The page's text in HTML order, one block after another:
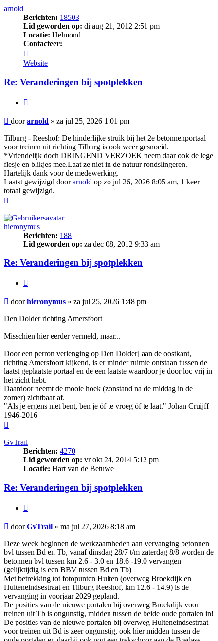
arnold
Berichten: 18503
Lid geworden op: di aug 21, 2012 2:51 pm
Locatie: Helmond
Contacteer:
arnold
Website
Re: Veranderingen bij spotplekken
Bericht
doorarnold » za jul 25, 2026 1:01 pm
Tilburg - Reeshof: De hinderlijke struik bij het 2e betonnenportaal
voor treinen uit richting Tilburg is ook weer gesnoeid.
*Vriendelijk doch DRINGEND VERZOEK neem daar ook de lege
flesje en blikjes mee.Laat ze niet in de natuur rondslingeren.
Hartelijk dank voor de medewerking.
Laatst gewijzigd doorarnold op zo jul 26, 2026 8:05 am, 1 keer
totaal gewijzigd.
hieronymus
Berichten: 188
Lid geworden op: za dec 08, 2012 9:33 am
Re: Veranderingen bij spotplekken
Bericht
doorhieronymus » za jul 25, 2026 1:48 pm
Den Dolder richting Amersfoort
Misschien hier eerder vermeld, maar...
Door een perron verlenging op Den Dolder[ aan de oostkant,
richting Amersfoort kijkend, is er minder ruimte ontstaan tussen de
laatst geplaatste portaal en de een laatste waardoor je door loc vrij in
het zicht hebt.
Daardoor neemt de mooie hoek (zonstand na de middag in de
zomer) zichtbaar af.
"Als je ergens niet bent, ben je óf te vroeg óf te laat." Johan Cruijff
1946-2016
GvTrail
Berichten: 4270
Lid geworden op: vr okt 24, 2014 5:12 pm
Locatie: Hart van de Betuwe
Re: Veranderingen bij spotplekken
Bericht
doorGvTrail » ma jul 27, 2026 8:18 am
Deze week beginnen de werkzaamheden aan vervanging betonnen
bvl tussen Bd en Tb, vanaf dinsdag 28/7 t/m zaterdag 8/8 worden de
betonnen bvl tussen km 2.6 - 3.0 en 18.6 -19.0 vervangen
(gelijktijdig is een BBV tussen Bd en Tb)
Met betrekking tot fotopunten Hulten (overweg Broekdijk en
Hulteneindsestraat en Tilburg Reeshof, km 12.6 - 14.9) is de
vervanging in voorjaar 2029 gepland.
De posities van de nieuwe portalen bij overweg Broekdijk voor
treinen uit Tb is ongunstig, midden tussen de beide oude portalen in!
De posities van de nieuwe portalen bij overweg Hulteneindsestraat
voor treinen uit Bd is zeer ongunstig, ook hier midden tussen de